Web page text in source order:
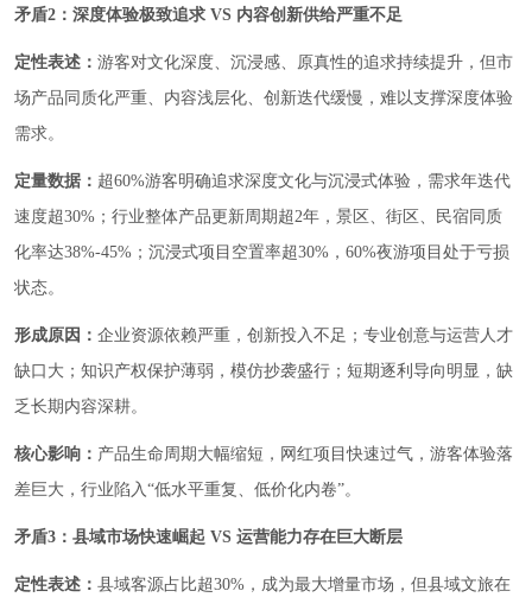
矛盾2：深度体验极致追求 VS 内容创新供给严重不足
定性表述： 游客对文化深度、沉浸感、原真性的追求持续提升，但市
场产品同质化严重、内容浅层化、创新迭代缓慢，难以支撑深度体验
需求。
定量数据： 超60%游客明确追求深度文化与沉浸式体验，需求年迭代
速度超30%；行业整体产品更新周期超2年，景区、街区、民宿同质
化率达38%-45%；沉浸式项目空置率超30%，60%夜游项目处于亏损
状态。
形成原因： 企业资源依赖严重，创新投入不足；专业创意与运营人才
缺口大；知识产权保护薄弱，模仿抄袭盛行；短期逐利导向明显，缺
乏长期内容深耕。
核心影响： 产品生命周期大幅缩短，网红项目快速过气，游客体验落
差巨大，行业陷入“低水平重复、低价化内卷”。
矛盾3：县域市场快速崛起 VS 运营能力存在巨大断层
定性表述： 县域客源占比超30%，成为最大增量市场，但县域文旅在